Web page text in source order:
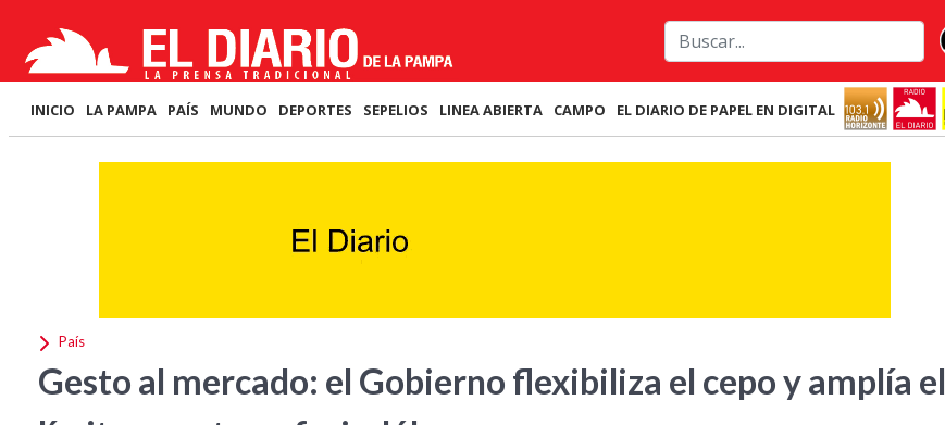
INICIO LA PAMPA PAÍS MUNDO DEPORTES SEPELIOS LINEA ABIERTA CAMPO EL DIARIO DE PAPEL EN DIGITAL
País
Gesto al mercado: el Gobierno flexibiliza el cepo y amplía el